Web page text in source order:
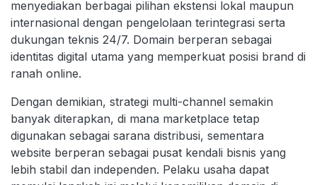
menyediakan berbagai pilihan ekstensi lokal maupun
internasional dengan pengelolaan terintegrasi serta
dukungan teknis 24/7. Domain berperan sebagai
identitas digital utama yang memperkuat posisi brand di
ranah online.
Dengan demikian, strategi multi-channel semakin
banyak diterapkan, di mana marketplace tetap
digunakan sebagai sarana distribusi, sementara
website berperan sebagai pusat kendali bisnis yang
lebih stabil dan independen. Pelaku usaha dapat